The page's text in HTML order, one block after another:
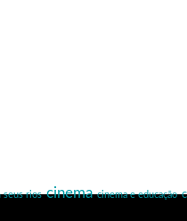
seus rios cinema cinema e educação